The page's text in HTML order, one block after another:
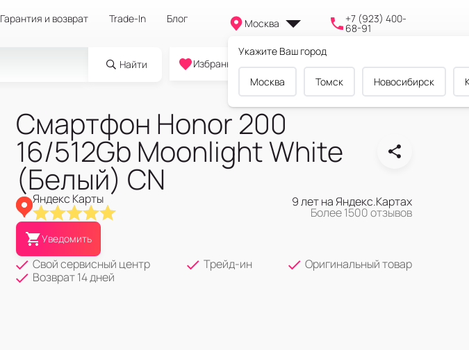
Гарантия и возврат Trade-In Блог Москва
Укажите Ваш город
Москва Томск Новосибирск
+7 (923) 400-
68-91
Найти
0
Избранное Cравнение Корзина
Смартфон Honor 200
16/512Gb Moonlight White
(Белый) CN
Яндекс Карты 9 лет на Яндекс.Картах
Более 1500 отзывов
Уведомить
Свой сервисный центр Трейд-ин
Оригинальный товар
Возврат 14 дней